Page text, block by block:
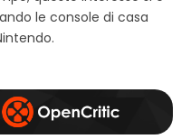
le console di casa